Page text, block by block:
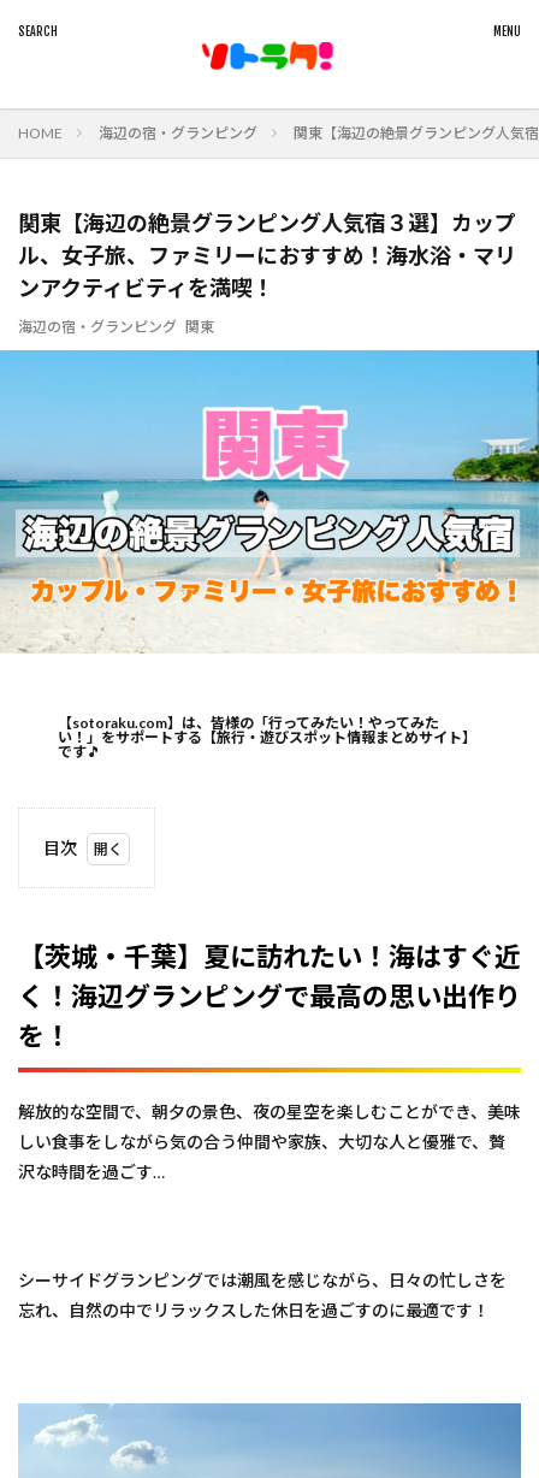
HOME 海辺の宿・グランピング 関東【海辺の絶景グランピング人気
関東【海辺の絶景グランピング人気宿３選】カップ
ル、女子旅、ファミリーにおすすめ！海水浴・マリ
ンアクティビティを満喫！
海辺の宿・グランピング 関東
【sotoraku.com】は、皆様の「行ってみたい！やってみた
い！」をサポートする【旅行・遊びスポット情報まとめサイト】
です🎵
目次
千
葉】
夏に
訪れ
た
海は
近
く！
海辺
グラ
高の
思い
出作
【茨
【茨城・千葉】夏に訪れたい！海はすぐ近
く！海辺グランピングで最高の思い出作り
を！
解放的な空間で、朝夕の景色、夜の星空を楽しむことができ、美味
しい食事をしながら気の合う仲間や家族、大切な人と優雅で、贅
沢な時間を過ごす…
シーサイドグランピングでは潮風を感じながら、日々の忙しさを
忘れ、自然の中でリラックスした休日を過ごすのに最適です！